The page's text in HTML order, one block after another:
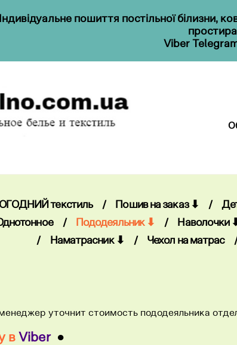
Індивідуальне пошиття постільної
Viber
текстиль / Пошив на заказ ⬇ /
/ Пододеяльник ⬇ / Наволочки
/
Наматрасник ⬇ / Чехол на матрас
уточнит стоимость пододеяльника
в Viber ●